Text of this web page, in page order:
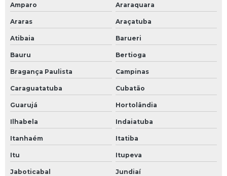
Amparo Araraquara
Araras Araçatuba
Atibaia Barueri
Bauru Bertioga
Bragança Paulista Campinas
Caraguatatuba Cubatão
Guarujá Hortolândia
Ilhabela Indaiatuba
Itanhaém Itatiba
Itu Itupeva
Jaboticabal Jundiaí